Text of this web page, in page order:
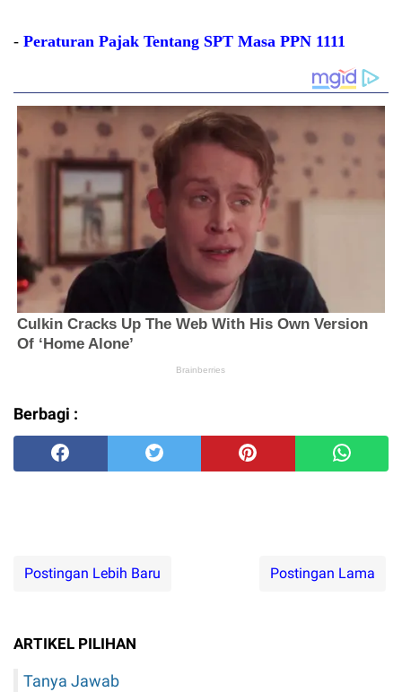
- Peraturan Pajak Tentang SPT Masa PPN 1111
Berbagi :
Postingan Lebih Baru Postingan Lama
ARTIKEL PILIHAN
Tanya Jawab